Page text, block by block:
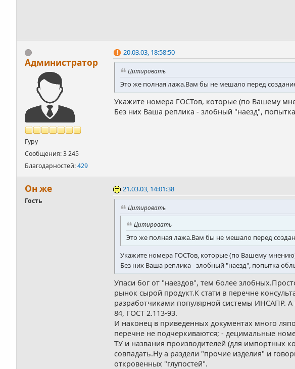
Администратор
Гуру
Сообщения: 3 245
Благодарностей:429
20.03.03, 18:58:50
Цитировать
Это же полная лажа.Вам бы не мешало перед
Укажите номера ГОСТов, которые (по Вашему
Без них Ваша реплика - злобный "наезд",
Он же
Гость
21.03.03, 14:01:38
Цитировать
Цитировать
Это же полная лажа.Вам бы не мешало перед
Укажите номера ГОСТов, которые (по Вашему
Без них Ваша реплика - злобный "наезд", попытка
Упаси бог от "наездов", тем более
рынок сырой продукт.К стати в перечне
разработчиками популярной системы ИНСАПР. А
84, ГОСТ 2.113-93.
И наконец в приведенных документах много
перечне не подчеркиваются; - децимальные
ТУ и названия производителей (для импортных
совпадать.Ну а раздели "прочие изделия" и
откровенных "глупостей".